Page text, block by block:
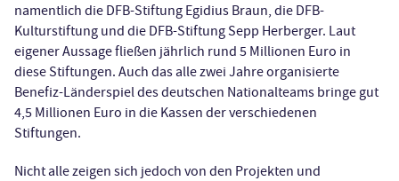
namentlich die DFB-Stiftung Egidius Braun, die DFB-
Kulturstiftung und die DFB-Stiftung Sepp Herberger. Laut
eigener Aussage fließen jährlich rund 5 Millionen Euro in
diese Stiftungen. Auch das alle zwei Jahre organisierte
Benefiz-Länderspiel des deutschen Nationalteams bringe gut
4,5 Millionen Euro in die Kassen der verschiedenen
Stiftungen.
Nicht alle zeigen sich jedoch von den Projekten und